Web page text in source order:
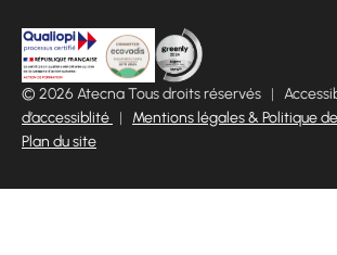
© 2026 Atecna Tous droits réservés |
d’accessiblité | Mentions légales & Politique
Plan du site